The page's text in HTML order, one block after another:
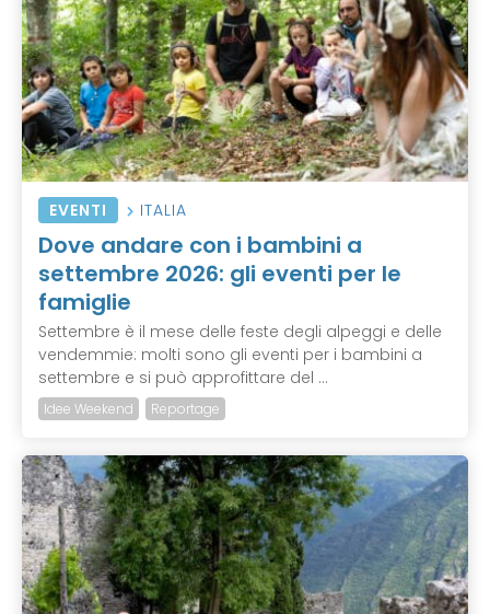
EVENTI ITALIA
Dove andare con i bambini a
settembre 2026: gli eventi per le
famiglie
Settembre è il mese delle feste degli alpeggi e delle
vendemmie: molti sono gli eventi per i bambini a
settembre e si può approfittare del ...
Idee Weekend Reportage